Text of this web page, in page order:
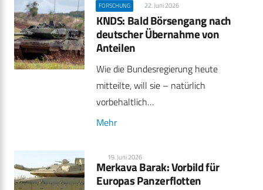
FORSCHUNG 22. Juni 2026
KNDS: Bald Börsengang nach
deutscher Übernahme von
Anteilen
Wie die Bundesregierung heute
mitteilte, will sie – natürlich
vorbehaltlich…
Mehr
19. Juni 2026
Merkava Barak: Vorbild für
Europas Panzerflotten